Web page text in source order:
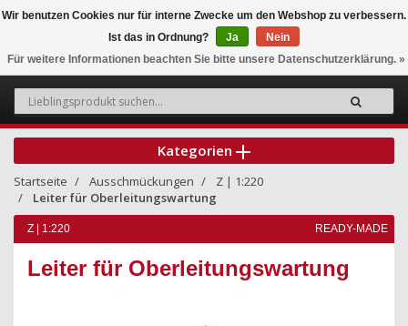
0
Kategorien
Startseite Ausschmückungen
Z | 1:220
Leiter für Oberleitungswartung
Z | 1:220 READY-MADE
Leiter für Oberleitungswartung
Wir benutzen Cookies nur für interne Zwecke um den Webshop zu verbessern.
Ist das in Ordnung?
Ja
Nein
Für weitere Informationen beachten Sie bitte unsere Datenschutzerklärung. »